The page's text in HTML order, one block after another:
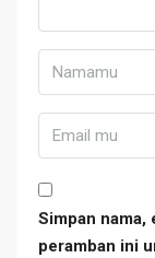
Simpan nama,
peramban ini